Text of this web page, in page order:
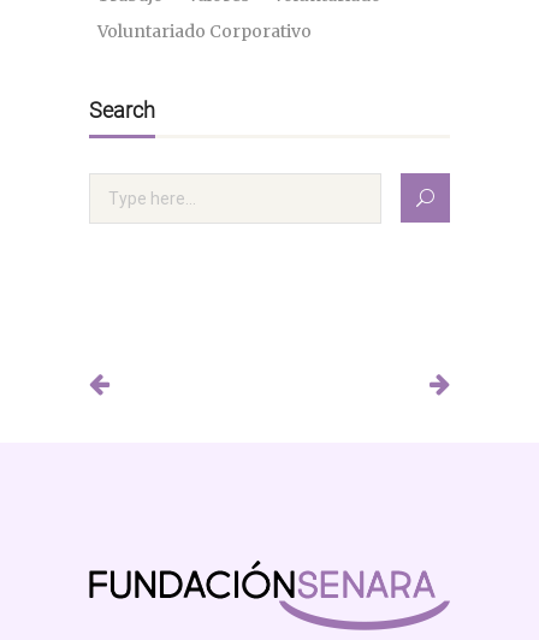
Voluntariado Corporativo
Search